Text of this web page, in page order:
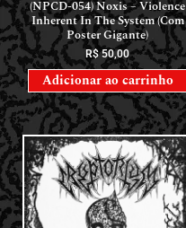
(NPCD-054) Noxis – Violence
Inherent In The System (Com
Poster Gigante)
R$50,00
Adicionar ao carrinho